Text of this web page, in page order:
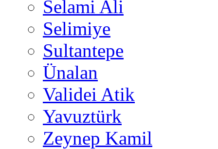
Selami Ali
Selimiye
Sultantepe
Ünalan
Validei Atik
Yavuztürk
Zeynep Kamil